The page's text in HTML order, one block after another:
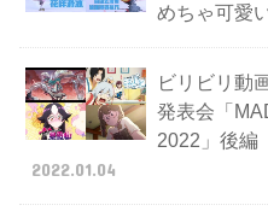
めちゃ可愛
ビリビリ動
発表会「
2022」後編
2022.01.04